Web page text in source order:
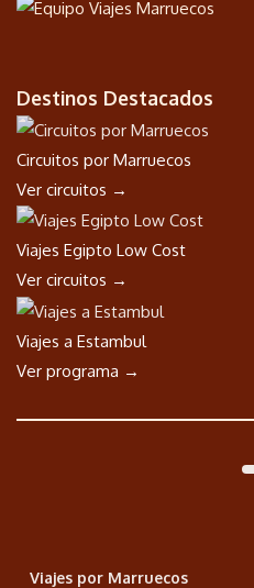
Destinos Destacados
Circuitos por Marruecos
Ver circuitos →
Viajes Egipto Low Cost
Ver circuitos →
Viajes a Estambul
Ver programa →
Viajes por Marruecos